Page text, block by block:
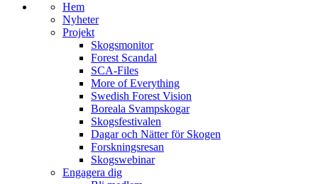
Hem
Nyheter
Projekt
Skogsmonitor
Forest Scandal
SCA-Files
More of Everything
Swedish Forest Vision
Boreala Svampskogar
Skogsfestivalen
Dagar och Nätter för Skogen
Forskningsresan
Skogswebinar
Engagera dig